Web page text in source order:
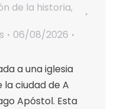
de la historia,
06/08/2026
a una iglesia
la ciudad de A
Apóstol. Esta